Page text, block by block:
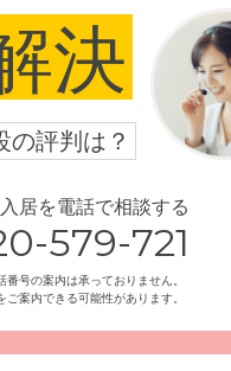
ての建物です。「みずほ
決
の評判は？
居を電話で相談する
579-721
号の案内は承っておりません。
案内できる可能性があります。